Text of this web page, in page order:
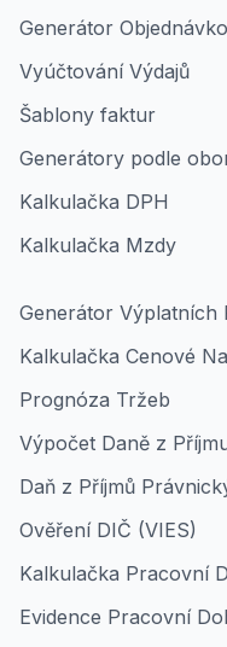
Generátor
Vyúčtování Výdajů
Šablony faktur
Generátory podle
Kalkulačka DPH
Kalkulačka Mzdy
Generátor Výplatních
Kalkulačka Cenové
Prognóza Tržeb
Výpočet Daně z
Daň z Příjmů
Ověření DIČ (VIES)
Kalkulačka Pracovní
Evidence Pracovní